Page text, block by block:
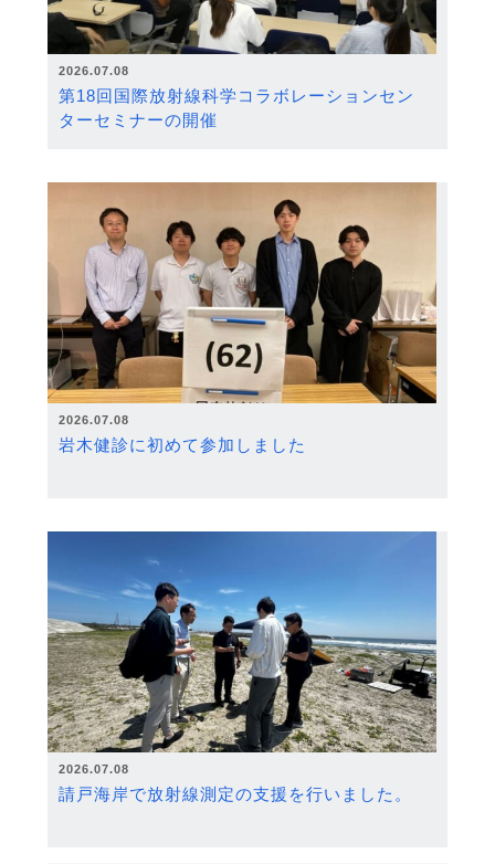
2026.07.08
第18回国際放射線科学コラボレーションセン
ターセミナーの開催
2026.07.08
岩木健診に初めて参加しました
2026.07.08
請戸海岸で放射線測定の支援を行いました。